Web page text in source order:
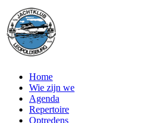
Home
Wie zijn we
Agenda
Repertoire
Optredens